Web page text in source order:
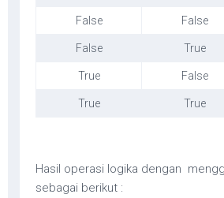
False False
False True
True False
True True
Hasil operasi logika dengan
sebagai berikut :